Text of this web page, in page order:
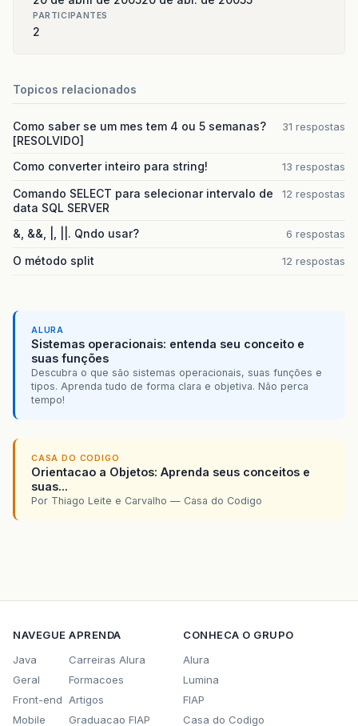
PARTICIPANTES
2
Topicos relacionados
Como saber se um mes tem 4 ou 5 semanas?
[RESOLVIDO]
31 respostas
Como converter inteiro para string! 13 respostas
Comando SELECT para selecionar intervalo de
data SQL SERVER
12 respostas
&, &&, |, ||. Qndo usar? 6 respostas
O método split 12 respostas
ALURA
Sistemas operacionais: entenda seu conceito e
suas funções
Descubra o que são sistemas operacionais, suas funções e
tipos. Aprenda tudo de forma clara e objetiva. Não perca
tempo!
CASA DO CODIGO
Orientacao a Objetos: Aprenda seus conceitos e
suas...
Por Thiago Leite e Carvalho — Casa do Codigo
NAVEGUE
Java
Geral
Front-end
Mobile
APRENDA
Carreiras Alura
Formacoes
Artigos
Graduacao FIAP
CONHECA O GRUPO
Alura
Lumina
FIAP
Casa do Codigo